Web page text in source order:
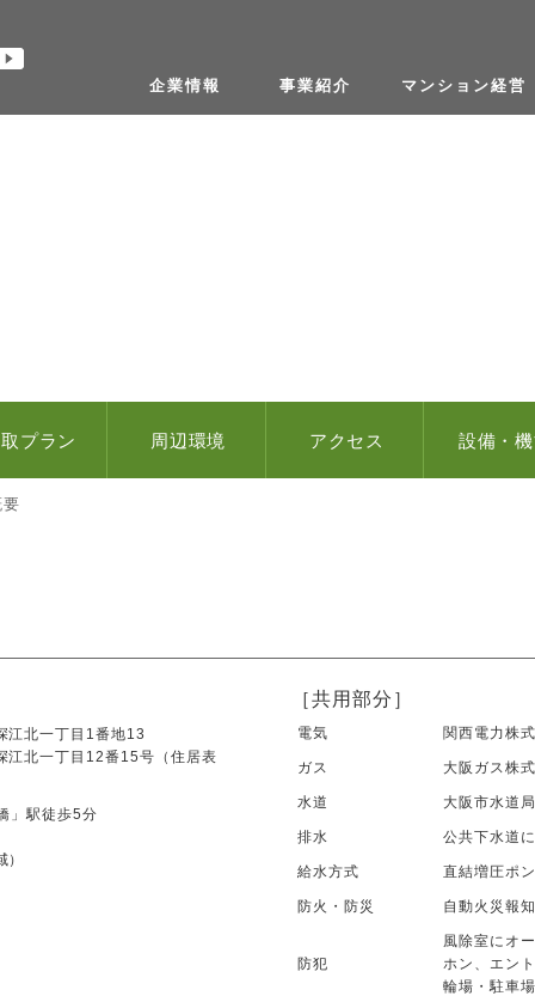
コチャンネル
企業情報 事業紹介 マンション経営
プラン 周辺環境 アクセス 設備・
江北一丁目1番地13
江北一丁目12番15号（住居表
」駅徒歩5分
［共用部分］
電気 関西電力株
ガス 大阪ガス株
水道 大阪市水道
排水 公共下水道
給水方式 直結増圧ポ
防火・防災 自動火災報
防犯
風除室にオ
ホン、エン
輪場・駐車